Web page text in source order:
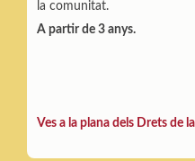
la comunitat.
A partir de 3 anys.
Ves a la plana dels Drets de